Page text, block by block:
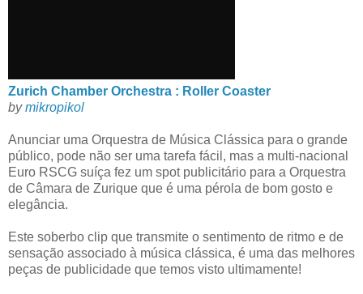
Zurich Chamber Orchestra : Roller Coaster
bymikropikol
Anunciar uma Orquestra de Música Clássica para o grande
público, pode não ser uma tarefa fácil, mas a multi-nacional
Euro RSCG suíça fez um spot publicitário para a Orquestra
de Câmara de Zurique que é uma pérola de bom gosto e
elegância.
Este soberbo clip que transmite o sentimento de ritmo e de
sensação associado à música clássica, é uma das melhores
peças de publicidade que temos visto ultimamente!